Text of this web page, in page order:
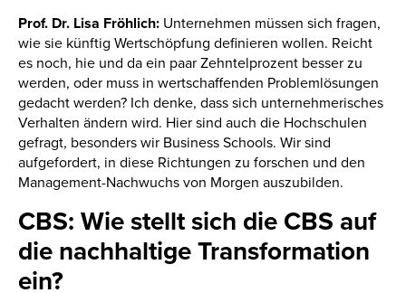
Prof. Dr. Lisa Fröhlich: Unternehmen müssen sich fragen,
wie sie künftig Wertschöpfung definieren wollen. Reicht
es noch, hie und da ein paar Zehntelprozent besser zu
werden, oder muss in wertschaffenden Problemlösungen
gedacht werden? Ich denke, dass sich unternehmerisches
Verhalten ändern wird. Hier sind auch die Hochschulen
gefragt, besonders wir Business Schools. Wir sind
aufgefordert, in diese Richtungen zu forschen und den
Management-Nachwuchs von Morgen auszubilden.
CBS: Wie stellt sich die CBS auf
die nachhaltige Transformation
ein?